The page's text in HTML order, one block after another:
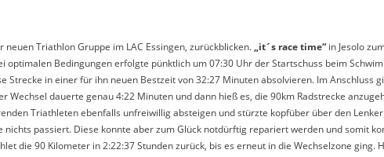
Triathlon Gruppe im LAC Essingen, zurückblicken.„it´s race time“ in Jesolo
optimalen Bedingungen erfolgte pünktlich um 07:30 Uhr der Startschuss beim
Strecke in einer für ihn neuen Bestzeit von 32:27 Minuten absolvieren. Im Anschluss
Wechsel dauerte genau 4:22 Minuten und dann hieß es, die 90km Radstrecke
Triathleten ebenfalls unfreiwillig absteigen und stürzte kopfüber über den
passiert. Diese konnte aber zum Glück notdürftig repariert werden und somit
die 90 Kilometer in 2:22:37 Stunden zurück, bis es erneut in die Wechselzone ging.